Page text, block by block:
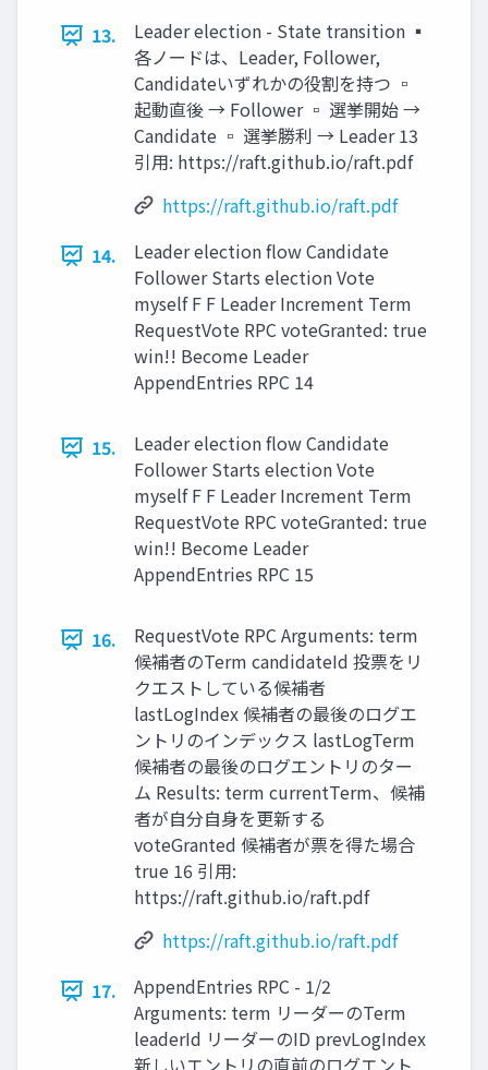
13.
Leader election - State transition ▪
各ノードは、Leader, Follower,
Candidateいずれかの役割を持つ ▫
起動直後 → Follower ▫ 選挙開始 →
Candidate ▫ 選挙勝利 → Leader 13
引用: https://raft.github.io/raft.pdf
https://raft.github.io/raft.pdf
14.
Leader election ﬂow Candidate
Follower Starts election Vote
myself F F Leader Increment Term
RequestVote RPC voteGranted: true
win!! Become Leader
AppendEntries RPC 14
15.
Leader election ﬂow Candidate
Follower Starts election Vote
myself F F Leader Increment Term
RequestVote RPC voteGranted: true
win!! Become Leader
AppendEntries RPC 15
16.
RequestVote RPC Arguments: term
候補者のTerm candidateId 投票をリ
クエストしている候補者
lastLogIndex 候補者の最後のログエ
ントリのインデックス lastLogTerm
候補者の最後のログエントリのター
ム Results: term currentTerm、候補
者が自分自身を更新する
voteGranted 候補者が票を得た場合
true 16 引用:
https://raft.github.io/raft.pdf
https://raft.github.io/raft.pdf
17.
AppendEntries RPC - 1/2
Arguments: term リーダーのTerm
leaderId リーダーのID prevLogIndex